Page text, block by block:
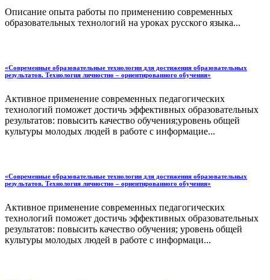
Описание опыта работы по применению современных
образовательных технологий на уроках русского языка...
«Современные образовательные технологии для достижения образовательных
результатов. Технология личностно – ориентированного обучения»
Активное применение современных педагогических
технологий поможет достичь эффективных образовательных
результатов: повысить качество обучения;уровень общей
культуры молодых людей в работе с информацие...
«Современные образовательные технологии для достижения образовательных
результатов. Технология личностно – ориентированного обучения»
Активное применение современных педагогических
технологий поможет достичь эффективных образовательных
результатов: повысить качество обучения; уровень общей
культуры молодых людей в работе с информаци...